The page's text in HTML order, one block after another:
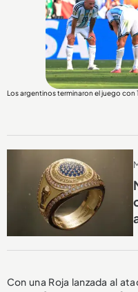
Los argentinos terminaron el juego con
Con una Roja lanzada al